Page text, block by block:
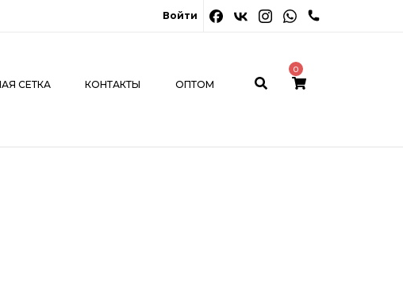
Войти
СЕТКА КОНТАКТЫ ОПТОМ
0
МОЙ КАБИНЕТ